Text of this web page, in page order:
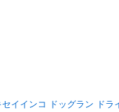
セイインコ ドッグラン ドラ